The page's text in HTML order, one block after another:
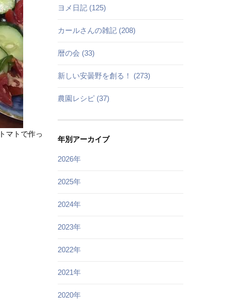
マトで作っ
ヨメ日記 (125)
カールさんの雑記 (208)
暦の会 (33)
新しい安曇野を創る！ (273)
農園レシピ (37)
年別アーカイブ
2026年
2025年
2024年
2023年
2022年
2021年
2020年